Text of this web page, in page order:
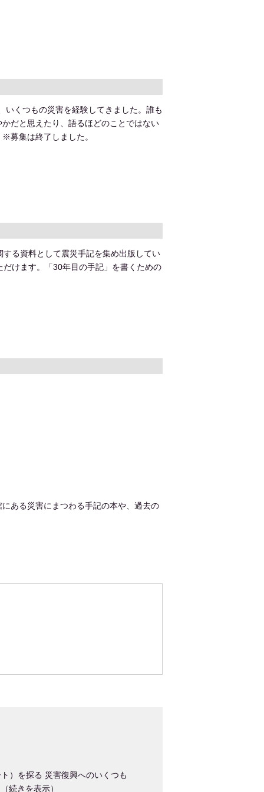
くつもの災害を経験してきました。誰も
だと思えたり、語るほどのことではない
募集は終了しました。
る資料として震災手記を集め出版してい
けます。「30年目の手記」を書くための
ある災害にまつわる手記の本や、過去の
）を探る 災害復興へのいくつも
続きを表示）